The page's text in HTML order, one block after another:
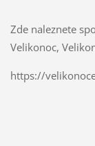
Zde naleznete
Velikonoc,
https://